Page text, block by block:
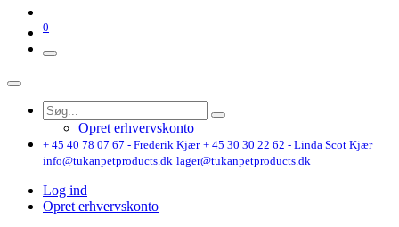
0
Opret erhvervskonto
+ 45 40 78 07 67 - Frederik Kjær + 45 30 30 22 62 - Linda Scot Kjær
info@tukanpetproducts.dk lager@tukanpetproducts.dk
Log ind
Opret erhvervskonto